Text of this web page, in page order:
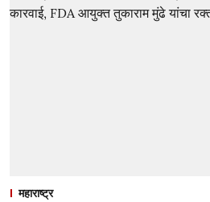
महाराष्ट्र